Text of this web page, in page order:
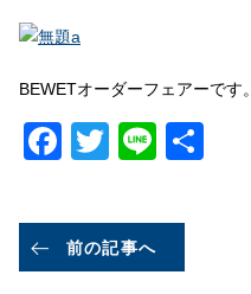
BEWETオーダーフェアーです。
Facebook
Twitter
Line
前の記事へ